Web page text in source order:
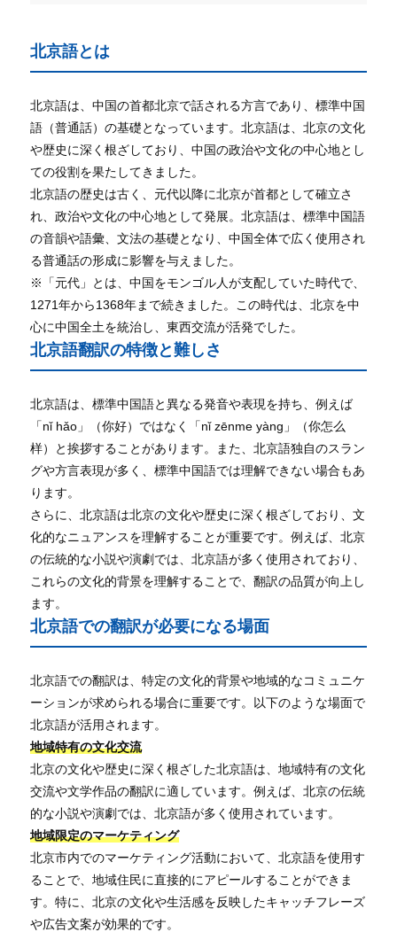
北京語とは
北京語は、中国の首都北京で話される方言であり、標準中国
語（普通話）の基礎となっています。北京語は、北京の文化
や歴史に深く根ざしており、中国の政治や文化の中心地とし
ての役割を果たしてきました。
北京語の歴史は古く、元代以降に北京が首都として確立さ
れ、政治や文化の中心地として発展。北京語は、標準中国語
の音韻や語彙、文法の基礎となり、中国全体で広く使用され
る普通話の形成に影響を与えました。
※「元代」とは、中国をモンゴル人が支配していた時代で、
1271年から1368年まで続きました。この時代は、北京を中
心に中国全土を統治し、東西交流が活発でした。
北京語翻訳の特徴と難しさ
北京語は、標準中国語と異なる発音や表現を持ち、例えば
「nǐ hǎo」（你好）ではなく「nǐ zēnme yàng」（你怎么
样）と挨拶することがあります。また、北京語独自のスラン
グや方言表現が多く、標準中国語では理解できない場合もあ
ります。
さらに、北京語は北京の文化や歴史に深く根ざしており、文
化的なニュアンスを理解することが重要です。例えば、北京
の伝統的な小説や演劇では、北京語が多く使用されており、
これらの文化的背景を理解することで、翻訳の品質が向上し
ます。
北京語での翻訳が必要になる場面
北京語での翻訳は、特定の文化的背景や地域的なコミュニケ
ーションが求められる場合に重要です。以下のような場面で
北京語が活用されます。
地域特有の文化交流
北京の文化や歴史に深く根ざした北京語は、地域特有の文化
交流や文学作品の翻訳に適しています。例えば、北京の伝統
的な小説や演劇では、北京語が多く使用されています。
地域限定のマーケティング
北京市内でのマーケティング活動において、北京語を使用す
ることで、地域住民に直接的にアピールすることができま
す。特に、北京の文化や生活感を反映したキャッチフレーズ
や広告文案が効果的です。